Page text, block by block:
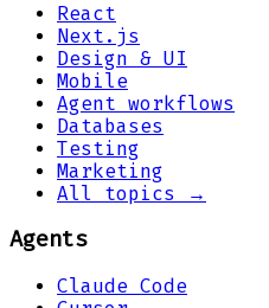
React
Next.js
Design & UI
Mobile
Agent workflows
Databases
Testing
Marketing
All topics →
Agents
Claude Code